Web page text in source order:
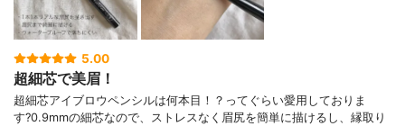
5.00
超細芯で美眉！
超細芯アイブロウペンシルは何本目！？ってぐらい愛用しておりま
す? 0.9mmの細芯なので、 ストレスなく眉尻を簡単に描けるし、 縁取り